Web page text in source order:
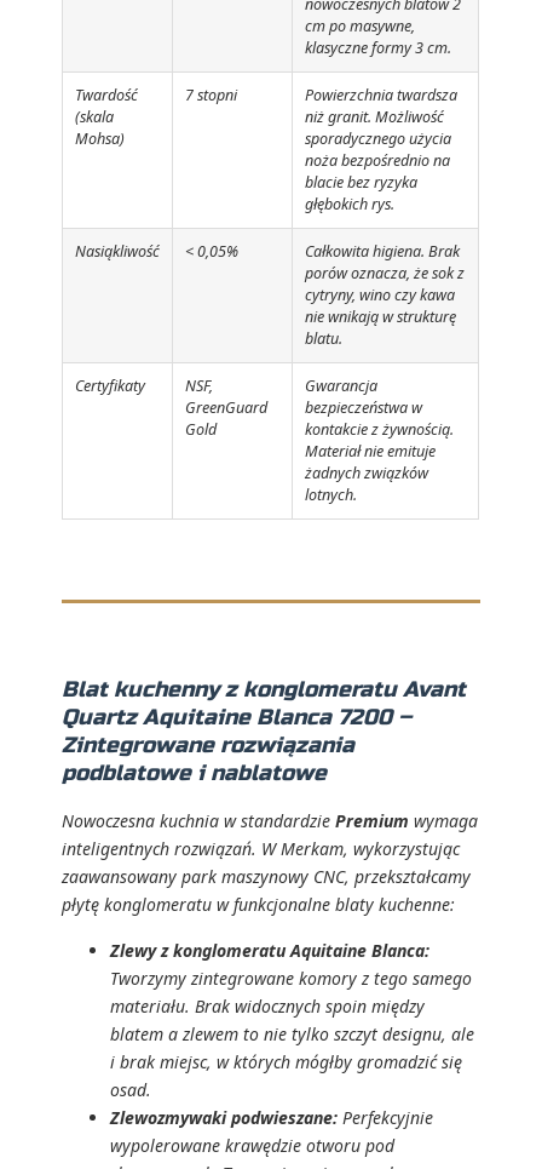
cm po masywne,
klasyczne formy 3 cm.
Twardość
(skala
Mohsa)
7 stopni
Powierzchnia twardsza
niż granit. Możliwość
sporadycznego użycia
noża bezpośrednio na
blacie bez ryzyka
głębokich rys.
Nasiąkliwość < 0,05%
Całkowita higiena. Brak
porów oznacza, że sok z
cytryny, wino czy kawa
nie wnikają w strukturę
blatu.
Certyfikaty
NSF,
GreenGuard
Gold
Gwarancja
bezpieczeństwa w
kontakcie z żywnością.
Materiał nie emituje
żadnych związków
lotnych.
Blat kuchenny z konglomeratu Avant
Quartz Aquitaine Blanca 7200 –
Zintegrowane rozwiązania
podblatowe i nablatowe
Nowoczesna kuchnia w standardziePremium wymaga
inteligentnych rozwiązań. W Merkam, wykorzystując
zaawansowany park maszynowy CNC, przekształcamy
płytę konglomeratu w funkcjonalne blaty kuchenne:
Zlewy z konglomeratu Aquitaine Blanca:
Tworzymy zintegrowane komory z tego samego
materiału. Brak widocznych spoin między
blatem a zlewem to nie tylko szczyt designu, ale
i brak miejsc, w których mógłby gromadzić się
osad.
Zlewozmywaki podwieszane: Perfekcyjnie
wypolerowane krawędzie otworu pod